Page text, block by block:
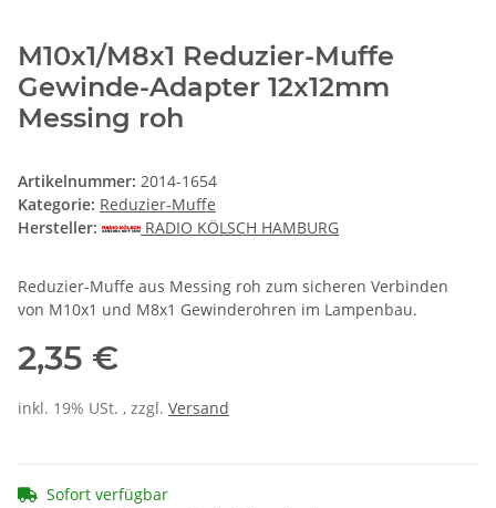
M10x1/M8x1 Reduzier-Muffe
Gewinde-Adapter 12x12mm
Messing roh
Artikelnummer: 2014-1654
Kategorie: Reduzier-Muffe
Hersteller:
RADIO KÖLSCH HAMBURG
Reduzier-Muffe aus Messing roh zum sicheren Verbinden
von M10x1 und M8x1 Gewinderohren im Lampenbau.
2,35 €
inkl. 19% USt. , zzgl. Versand
Sofort verfügbar